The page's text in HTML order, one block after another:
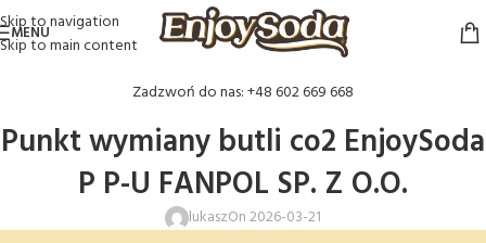
Skip to navigation
Skip to main content
MENU
Zadzwoń do nas: +48 602 669 668
Punkt wymiany butli co2 EnjoySoda
P P-U FANPOL SP. Z O.O.
lukaszOn 2026-03-21